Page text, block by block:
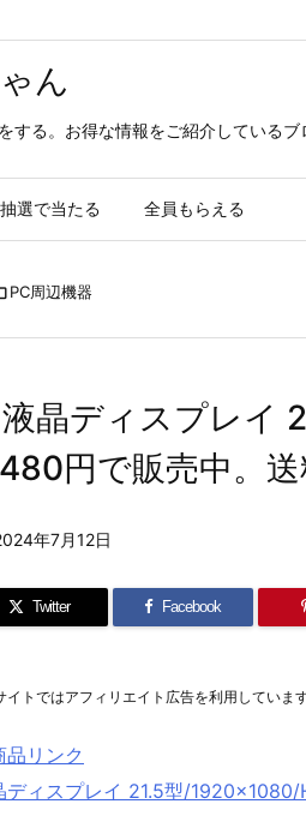
ん
する。お得な情報をご紹介しているブ
抽選で当たる 全員もらえる
PC周辺機器
液晶ディスプレ
円で販売中。送
年7月12日
Twitter Facebook
イトではアフィリエイト広告を利用しています
ディスプレイ 21.5型/